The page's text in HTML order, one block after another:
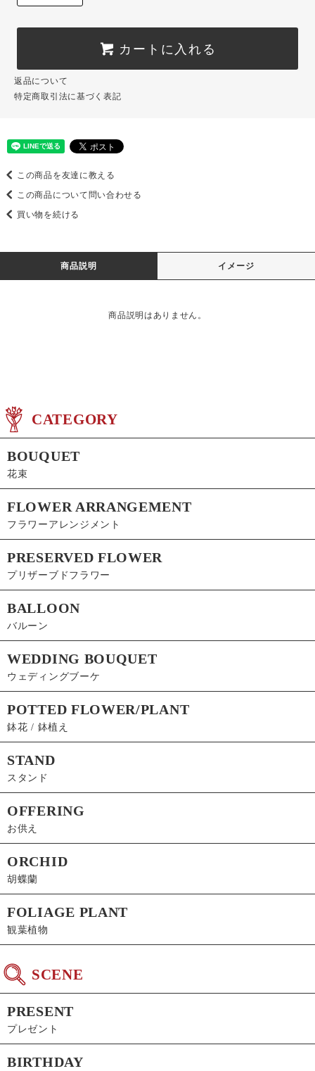
カートに入れる
返品について
特定商取引法に基づく表記
この商品を友達に教える
この商品について問い合わせる
買い物を続ける
商品説明 イメージ
商品説明はありません。
CATEGORY
BOUQUET
花束
FLOWER ARRANGEMENT
フラワーアレンジメント
PRESERVED FLOWER
プリザーブドフラワー
BALLOON
バルーン
WEDDING BOUQUET
ウェディングブーケ
POTTED FLOWER/PLANT
鉢花 / 鉢植え
STAND
スタンド
OFFERING
お供え
ORCHID
胡蝶蘭
FOLIAGE PLANT
観葉植物
SCENE
PRESENT
プレゼント
BIRTHDAY